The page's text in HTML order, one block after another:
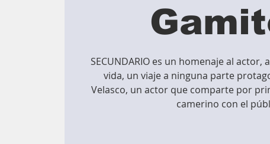
SECUNDARIO es un homenaje al actor,
vida, un viaje a ninguna parte
Velasco, un actor que comparte por
camerino con el